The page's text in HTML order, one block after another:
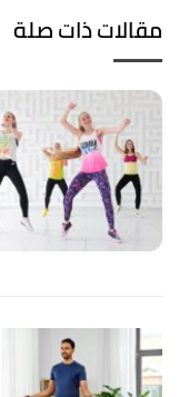
مقالات ذات صلة